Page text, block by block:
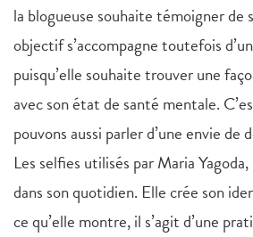
la blogueuse souhaite témoigner de
objectif s’accompagne toutefois
puisqu’elle souhaite trouver une
avec son état de santé mentale.
pouvons aussi parler d’une envie de
Les selfies utilisés par Maria
dans son quotidien. Elle crée son
ce qu’elle montre, il s’agit d’une